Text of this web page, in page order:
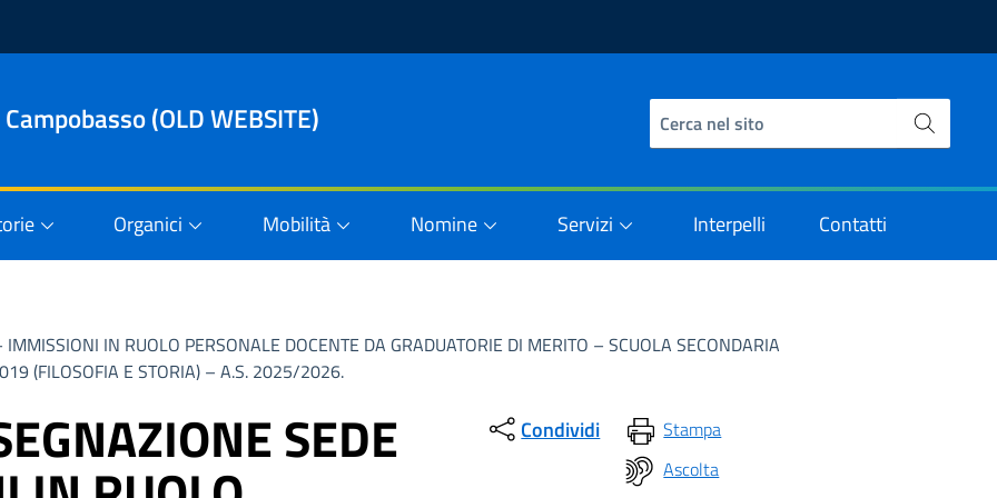
(OLD WEBSITE)
Organici Mobilità Nomine Servizi Interpelli Contatti
IN RUOLO PERSONALE DOCENTE DA GRADUATORIE DI MERITO – SCUOLA SECONDARIA
(FILOSOFIA E STORIA) – A.S. 2025/2026.
SEDE Condividi
Stampa
Ascolta